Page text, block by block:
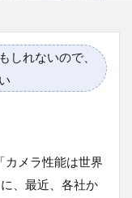
しれないので、
カメラ性能は世界
、最近、各社か